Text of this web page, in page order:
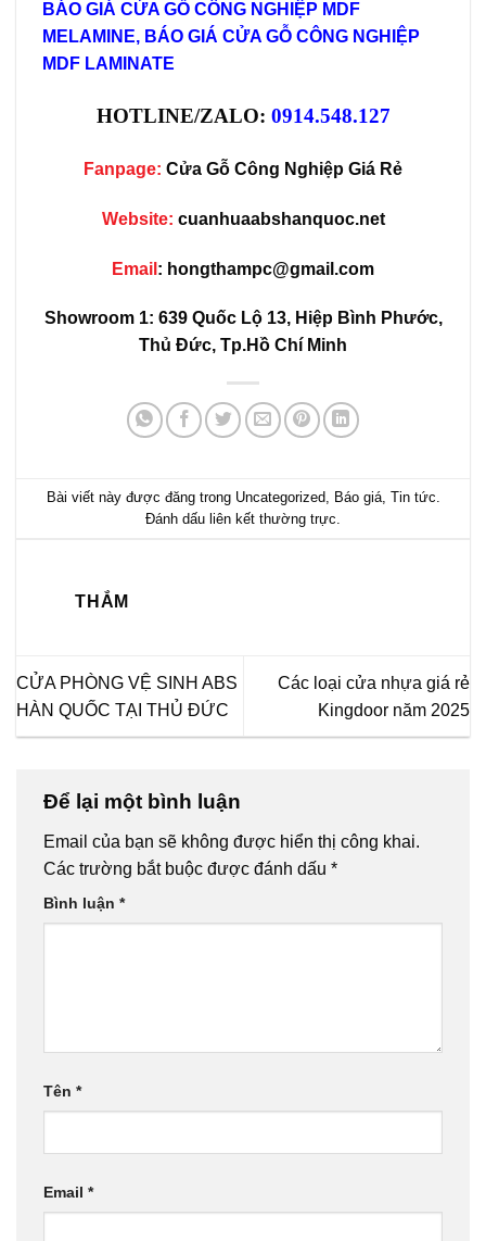
BÁO GIÁ CỬA GỖ CÔNG NGHIỆP MDF
MELAMINE, BÁO GIÁ CỬA GỖ CÔNG NGHIỆP
MDF LAMINATE
HOTLINE/ZALO: 0914.548.127
Fanpage: Cửa Gỗ Công Nghiệp Giá Rẻ
Website: cuanhuaabshanquoc.net
Email : hongthampc@gmail.com
Showroom 1: 639 Quốc Lộ 13, Hiệp Bình Phước,
Thủ Đức, Tp.Hồ Chí Minh
Bài viết này được đăng trong Uncategorized, Báo giá, Tin tức
Đánh dấu liên kết thường trực
THẮM
CỬA PHÒNG VỆ SINH ABS
HÀN QUỐC TẠI THỦ ĐỨC
Các loại cửa nhựa giá rẻ
Kingdoor năm 2025
Để lại một bình luận
Email của bạn sẽ không được hiển thị công khai.
Các trường bắt buộc được đánh dấu *
Bình luận *
Tên *
Email *